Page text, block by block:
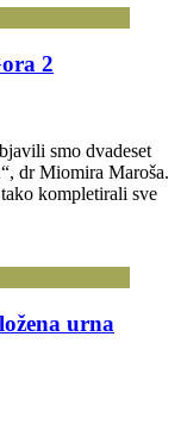
2
smo dvadeset
dr Miomira Maroša.
kompletirali sve
urna